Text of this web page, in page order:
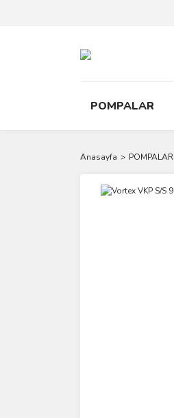
POMPALAR
Anasayfa POMPALAR